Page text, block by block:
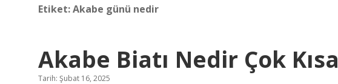
Etiket:Akabe günü nedir
Akabe Biatı Nedir Çok Kısa
Tarih: Şubat 16, 2025